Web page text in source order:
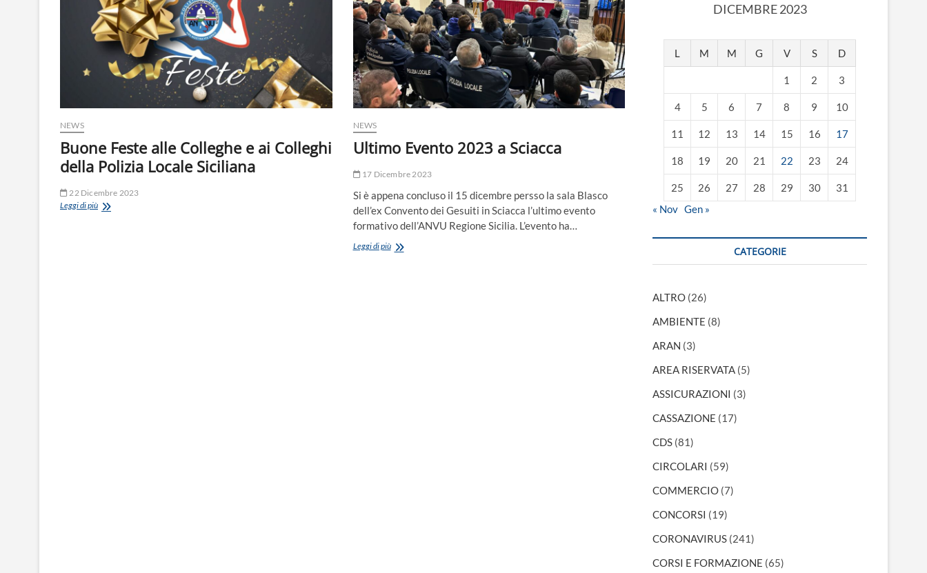
NEWS
Buone Feste alle Colleghe e ai Colleghi
della Polizia Locale Siciliana
22 Dicembre 2023
Leggi di piùBuone
NEWS
Ultimo Evento 2023 a Sciacca
17 Dicembre 2023
Si è appena concluso il 15 dicembre persso la sala Blasco
dell’ex Convento dei Gesuiti in Sciacca l’ultimo evento
formativo dell’ANVU Regione Sicilia. L’evento ha…
Leggi di piùUltimo
DICEMBRE 2023
L M M G V S D
1 2 3
4 5 6 7 8 9 10
11 12 13 14 15 16 17
18 19 20 21 22 23 24
25 26 27 28 29 30
31
« Nov Gen »
CATEGORIE
ALTRO (26)
AMBIENTE (8)
ARAN (3)
AREA RISERVATA (5)
ASSICURAZIONI (3)
CASSAZIONE (17)
CDS (81)
CIRCOLARI (59)
COMMERCIO (7)
CONCORSI (19)
CORONAVIRUS (241)
CORSI E FORMAZIONE (65)